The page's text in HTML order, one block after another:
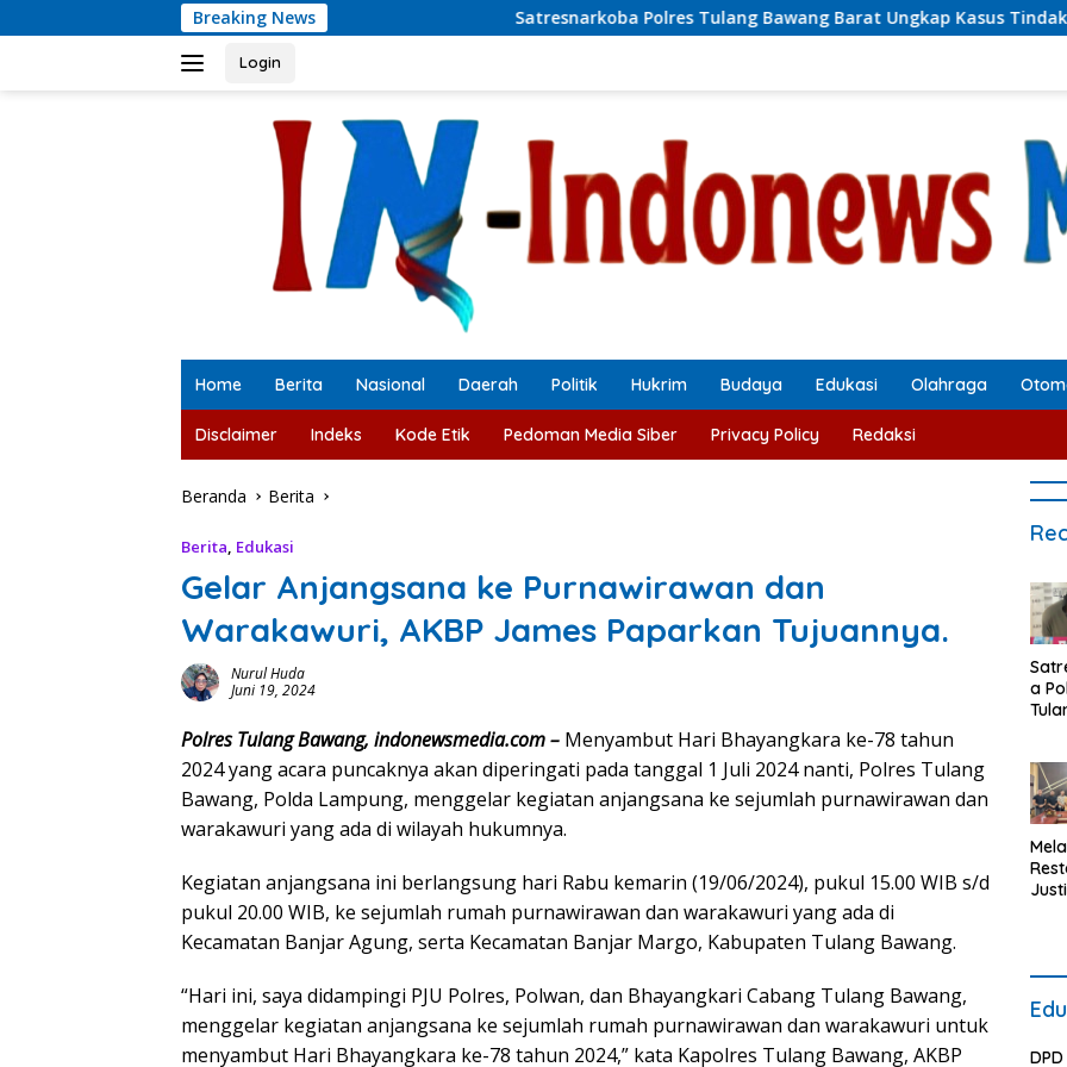
ke
Breaking News Satresnarkoba Polres Tulang Bawang Barat Ungkap Kasus Tindak Pidana
Login
Home Berita Nasional Daerah Politik Hukrim Budaya Edukasi Olahraga
Disclaimer Indeks Kode Etik Pedoman Media Siber Privacy Policy Redaksi
Beranda Berita
Berita, Edukasi
Gelar Anjangsana ke Purnawirawan dan
Warakawuri, AKBP James Paparkan Tujuannya.
Nurul Huda
Juni 19, 2024
Polres Tulang Bawang, indonewsmedia.com – Menyambut Hari Bhayangkara ke-78 tahun
2024 yang acara puncaknya akan diperingati pada tanggal 1 Juli 2024 nanti, Polres Tulang
Bawang, Polda Lampung, menggelar kegiatan anjangsana ke sejumlah purnawirawan dan
warakawuri yang ada di wilayah hukumnya.
Kegiatan anjangsana ini berlangsung hari Rabu kemarin (19/06/2024), pukul 15.00 WIB s/d
pukul 20.00 WIB, ke sejumlah rumah purnawirawan dan warakawuri yang ada di
Kecamatan Banjar Agung, serta Kecamatan Banjar Margo, Kabupaten Tulang Bawang.
“Hari ini, saya didampingi PJU Polres, Polwan, dan Bhayangkari Cabang Tulang Bawang,
menggelar kegiatan anjangsana ke sejumlah rumah purnawirawan dan warakawuri untuk
menyambut Hari Bhayangkara ke-78 tahun 2024,” kata Kapolres Tulang Bawang, AKBP
a